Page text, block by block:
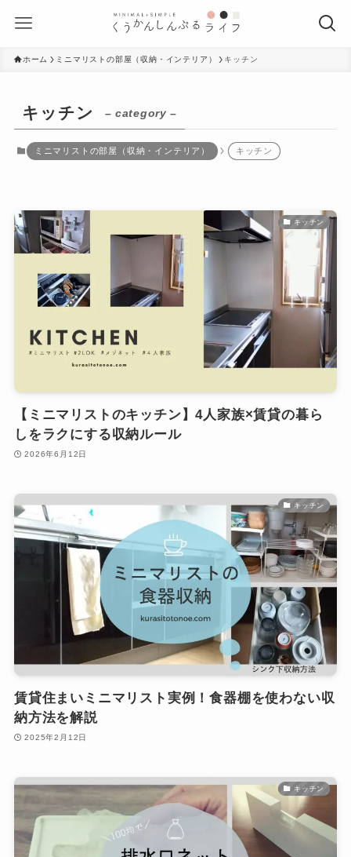
ホーム ミニマリストの部屋（収納・インテリア） キッチン
キッチン – category –
ミニマリストの部屋（収納・インテリア） キッチン
キッチン
【ミニマリストのキッチン】4人家族×賃貸の暮ら
しをラクにする収納ルール
2026年6月12日
キッチン
賃貸住まいミニマリスト実例！食器棚を使わない収
納方法を解説
2025年2月12日
キッチン